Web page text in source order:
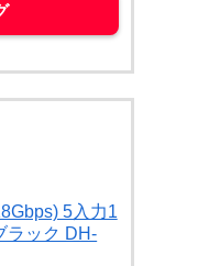
5入力1
ラック DH-